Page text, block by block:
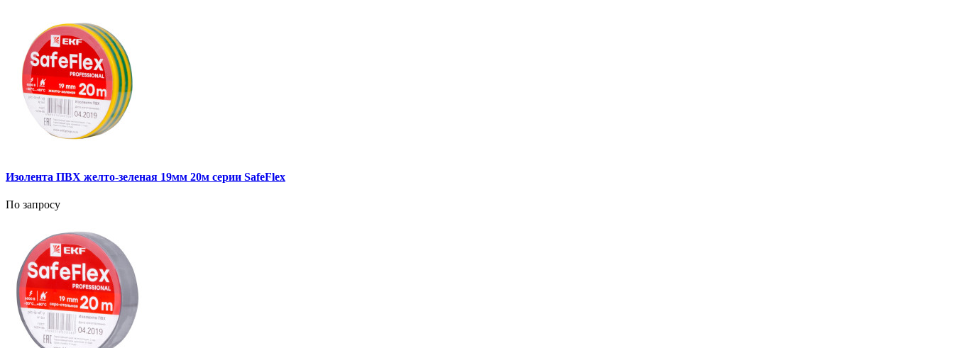
Изолента ПВХ желто-зеленая 19мм 20м серии SafeFlex
По запросу